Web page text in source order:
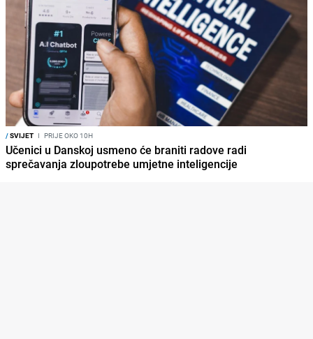
/SVIJET I PRIJE OKO 10H
Učenici u Danskoj usmeno će braniti radove radi
sprečavanja zloupotrebe umjetne inteligencije